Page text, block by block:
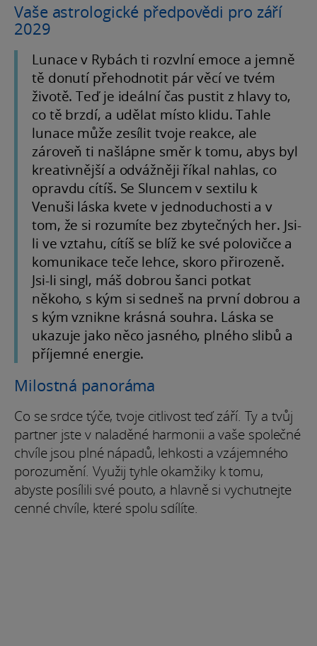
Vaše astrologické předpovědi pro září
2029
Lunace v Rybách ti rozvlní emoce a jemně
tě donutí přehodnotit pár věcí ve tvém
životě. Teď je ideální čas pustit z hlavy to,
co tě brzdí, a udělat místo klidu. Tahle
lunace může zesílit tvoje reakce, ale
zároveň ti našlápne směr k tomu, abys byl
kreativnější a odvážněji říkal nahlas, co
opravdu cítíš. Se Sluncem v sextilu k
Venuši láska kvete v jednoduchosti a v
tom, že si rozumíte bez zbytečných her. Jsi-
li ve vztahu, cítíš se blíž ke své polovičce a
komunikace teče lehce, skoro přirozeně.
Jsi-li singl, máš dobrou šanci potkat
někoho, s kým si sedneš na první dobrou a
s kým vznikne krásná souhra. Láska se
ukazuje jako něco jasného, plného slibů a
příjemné energie.
Milostná panoráma
Co se srdce týče, tvoje citlivost teď září. Ty a tvůj
partner jste v naladěné harmonii a vaše společné
chvíle jsou plné nápadů, lehkosti a vzájemného
porozumění. Využij tyhle okamžiky k tomu,
abyste posílili své pouto, a hlavně si vychutnejte
cenné chvíle, které spolu sdílíte.